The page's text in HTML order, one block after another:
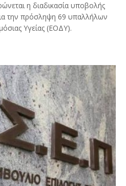
η διαδικασία υποβολής
την πρόσληψη 69 υπαλλήλων
Υγείας (ΕΟΔΥ).